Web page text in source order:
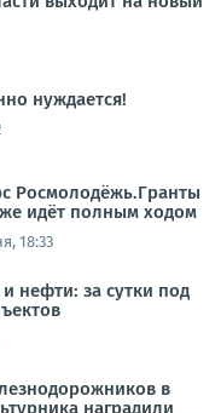
нуждается!
Росмолодёжь.Гранты
идёт полным ходом
18:33
нефти: за сутки под
в
наградили